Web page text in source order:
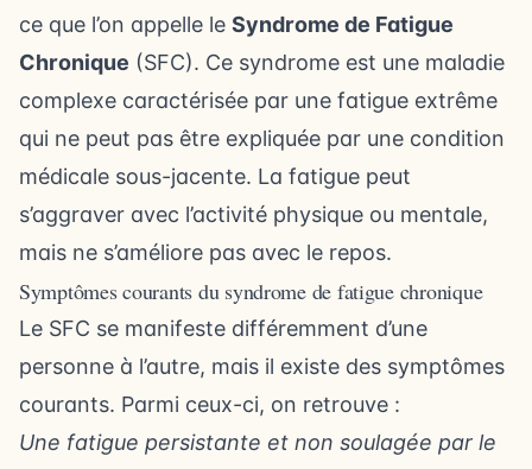
ce que l’on appelle le Syndrome de Fatigue
Chronique (SFC). Ce syndrome est une maladie
complexe caractérisée par une fatigue extrême
qui ne peut pas être expliquée par une condition
médicale sous-jacente. La fatigue peut
s’aggraver avec l’activité physique ou mentale,
mais ne s’améliore pas avec le repos.
Symptômes courants du syndrome de fatigue chronique
Le SFC se manifeste différemment d’une
personne à l’autre, mais il existe des symptômes
courants. Parmi ceux-ci, on retrouve :
Une fatigue persistante et non soulagée par le